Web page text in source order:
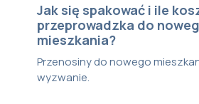
Jak się spakować i ile
przeprowadzka do
mieszkania?
Przenosiny do nowego
wyzwanie.